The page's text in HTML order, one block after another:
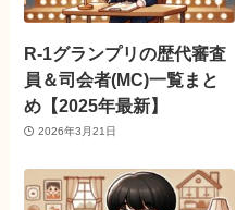
R-1グランプリの歴代審査
員＆司会者(MC)一覧まと
め【2025年最新】
2026年3月21日